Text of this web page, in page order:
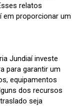
relatos
em proporcionar um
Jundiaí investe
para garantir um
equipamentos
dos recursos
seja